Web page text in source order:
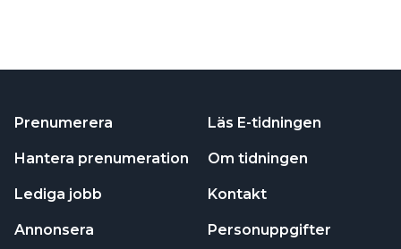
Prenumerera
Hantera prenumeration
Lediga jobb
Annonsera
Läs E-tidningen
Om tidningen
Kontakt
Personuppgifter